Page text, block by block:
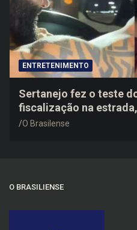
ENTRETENIMENTO
Sertanejo fez o teste
fiscalização na
negativo e elogiou o
O Brasilense
O BRASILIENSE